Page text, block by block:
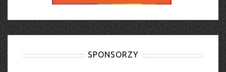
SPONSORZY